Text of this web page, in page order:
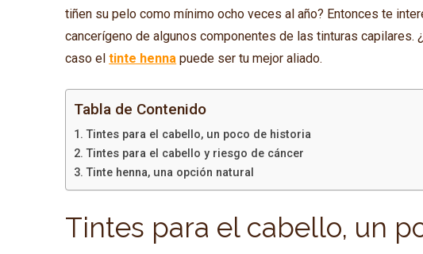
tiñen su pelo como mínimo ocho veces al año? Entonces te
cancerígeno de algunos componentes de las tinturas capilares.
caso el tinte henna puede ser tu mejor aliado.
Tabla de Contenido
Tintes para el cabello, un poco de historia
Tintes para el cabello y riesgo de cáncer
Tinte henna, una opción natural
Tintes para el cabello, un